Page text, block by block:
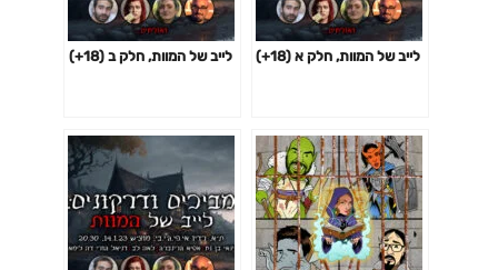
לייב של המוות, חלק א (18+) לייב של המוות, חלק ב (18+)